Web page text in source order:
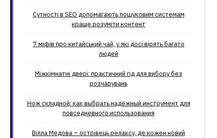
Сутності в SEO допомагають пошуковим системам
краще розуміти контент
7 міфів про китайський чай, у які досі вірять багато
людей
Міжкімнатні двері: практичний гід для вибору без
розчарувань
Нож складной: как выбрать надёжный инструмент для
повседневного использования
Вілла Медова – острівець релаксу, де кожен новий